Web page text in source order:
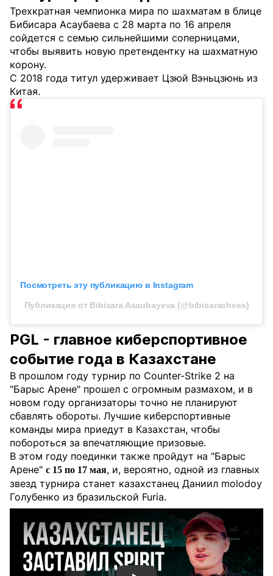
Трехкратная чемпионка мира по шахматам в блице
Бибисара Асаубаева с 28 марта по 16 апреля
сойдется с семью сильнейшими соперницами,
чтобы выявить новую претендентку на шахматную
корону.
С 2018 года титул удерживает Цзюй Вэньцзюнь из
Китая.
Посмотреть эту публикацию в Instagram
Публикация от Bibisara Asaubayeva (@bibisarachess)
PGL - главное киберспортивное
событие года в Казахстане
В прошлом году турнир по Counter-Strike 2 на
"Барыс Арене" прошел с огромным размахом, и в
новом году организаторы точно не планируют
сбавлять обороты. Лучшие киберспортивные
команды мира приедут в Казахстан, чтобы
побороться за впечатляющие призовые.
В этом году поединки также пройдут на "Барыс
Арене" с 15 по 17 мая, и, вероятно, одной из главных
звезд турнира станет казахстанец Даниил molodoy
Голубенко из бразильской Furia.